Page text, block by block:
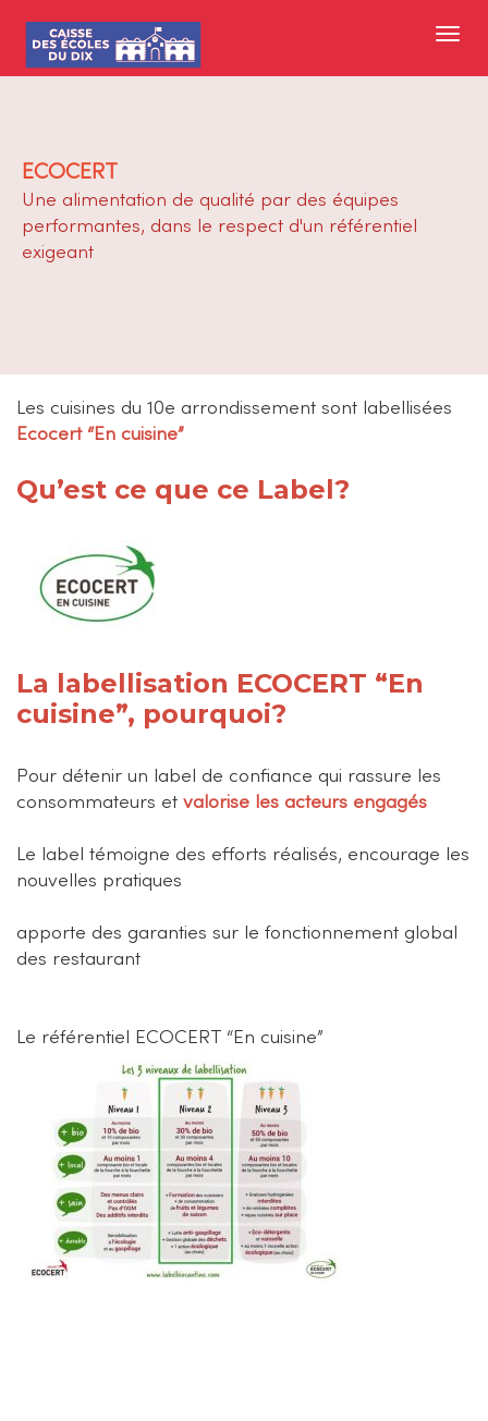
ECOCERT
Une alimentation de qualité par des équipes
performantes, dans le respect d'un référentiel
exigeant
Les cuisines du 10e arrondissement sont labellisées
Ecocert “En cuisine”
Qu’est ce que ce Label?
La labellisation ECOCERT “En
cuisine”, pourquoi?
Pour détenir un label de confiance qui rassure les
consommateurs et valorise les acteurs engagés
Le label témoigne des efforts réalisés, encourage les
nouvelles pratiques
apporte des garanties sur le fonctionnement global
des restaurant
Le référentiel ECOCERT “En cuisine”